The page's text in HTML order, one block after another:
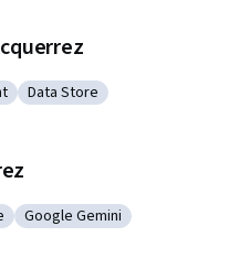
Management
Catégorie : Data Store
Data Store
Workspace
Catégorie : Google Gemini
Google Gemini